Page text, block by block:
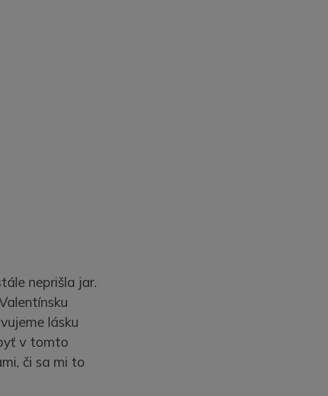
neprišla jar.
lásku
v tomto
či sa mi to